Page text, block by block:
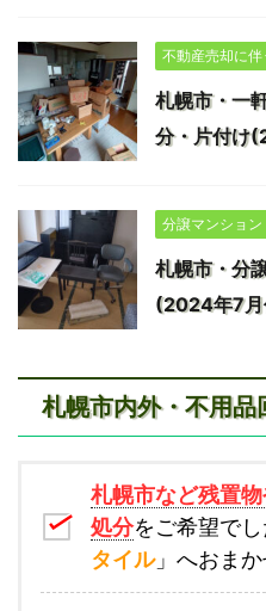
不動産売却に伴
札幌市・一
分・片付け
分譲マンショ
札幌市・分
(2024年7月
札幌市内外・不用品
札幌市など残置
処分をご希望でし
タイル」へおま